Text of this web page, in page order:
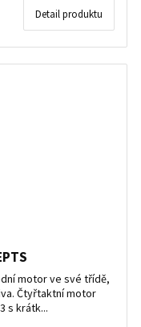
Detail produktu
motor ve své třídě,
Čtyřtaktní motor
s krátk...